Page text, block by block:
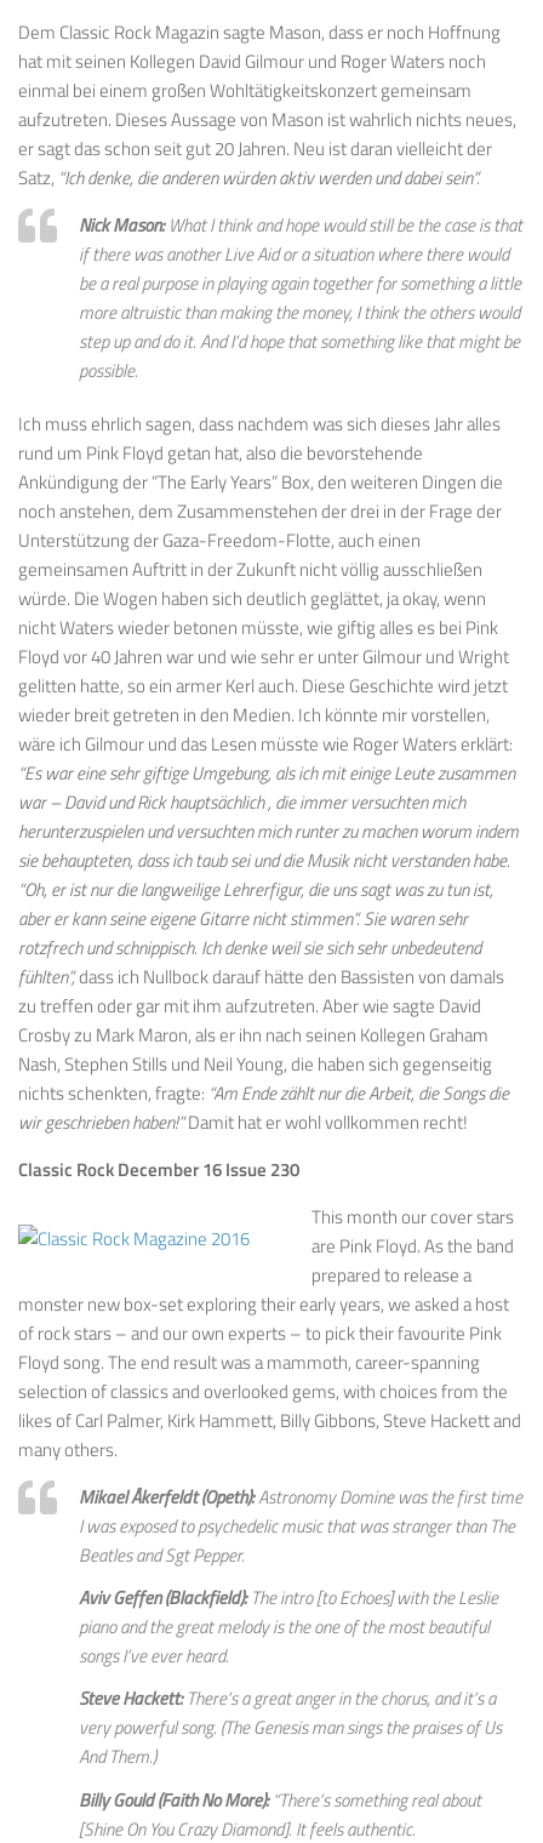
Dem Classic Rock Magazin sagte Mason, dass er noch Hoffnung
hat mit seinen Kollegen David Gilmour und Roger Waters noch
einmal bei einem großen Wohltätigkeitskonzert gemeinsam
aufzutreten. Dieses Aussage von Mason ist wahrlich nichts neues,
er sagt das schon seit gut 20 Jahren. Neu ist daran vielleicht der
Satz, “Ich denke, die anderen würden aktiv werden und dabei sein”.
Nick Mason:What I think and hope would still be the case is that
if there was another Live Aid or a situation where there would
be a real purpose in playing again together for something a little
more altruistic than making the money, I think the others would
step up and do it. And I’d hope that something like that might be
possible.
Ich muss ehrlich sagen, dass nachdem was sich dieses Jahr alles
rund um Pink Floyd getan hat, also die bevorstehende
Ankündigung der “The Early Years” Box, den weiteren Dingen die
noch anstehen, dem Zusammenstehen der drei in der Frage der
Unterstützung der Gaza-Freedom-Flotte, auch einen
gemeinsamen Auftritt in der Zukunft nicht völlig ausschließen
würde. Die Wogen haben sich deutlich geglättet, ja okay, wenn
nicht Waters wieder betonen müsste, wie giftig alles es bei Pink
Floyd vor 40 Jahren war und wie sehr er unter Gilmour und Wright
gelitten hatte, so ein armer Kerl auch. Diese Geschichte wird jetzt
wieder breit getreten in den Medien. Ich könnte mir vorstellen,
wäre ich Gilmour und das Lesen müsste wie Roger Waters erklärt:
“Es war eine sehr giftige Umgebung, als ich mit einige Leute zusammen
war – David und Rick hauptsächlich , die immer versuchten mich
herunterzuspielen und versuchten mich runter zu machen worum indem
sie behaupteten, dass ich taub sei und die Musik nicht verstanden habe.
“Oh, er ist nur die langweilige Lehrerfigur, die uns sagt was zu tun ist,
aber er kann seine eigene Gitarre nicht stimmen”. Sie waren sehr
rotzfrech und schnippisch. Ich denke weil sie sich sehr unbedeutend
fühlten”,dass ich Nullbock darauf hätte den Bassisten von damals
zu treffen oder gar mit ihm aufzutreten. Aber wie sagte David
Crosby zu Mark Maron, als er ihn nach seinen Kollegen Graham
Nash, Stephen Stills und Neil Young, die haben sich gegenseitig
nichts schenkten, fragte: “Am Ende zählt nur die Arbeit, die Songs die
wir geschrieben haben!”Damit hat er wohl vollkommen recht!
Classic Rock December 16 Issue 230
This month our cover stars
are Pink Floyd. As the band
prepared to release a
monster new box-set exploring their early years, we asked a host
of rock stars – and our own experts – to pick their favourite Pink
Floyd song. The end result was a mammoth, career-spanning
selection of classics and overlooked gems, with choices from the
likes of Carl Palmer, Kirk Hammett, Billy Gibbons, Steve Hackett and
many others.
Mikael Åkerfeldt (Opeth):Astronomy Domine was the first time
I was exposed to psychedelic music that was stranger than The
Beatles and Sgt Pepper.
Aviv Geffen (Blackfield):The intro [to Echoes] with the Leslie
piano and the great melody is the one of the most beautiful
songs I’ve ever heard.
Steve Hackett:There’s a great anger in the chorus, and it’s a
very powerful song. (The Genesis man sings the praises of Us
And Them.)
Billy Gould (Faith No More):“There’s something real about
[Shine On You Crazy Diamond]. It feels authentic.